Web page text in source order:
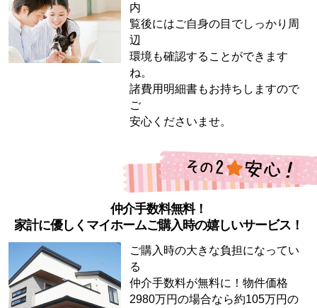
内
覧後にはご自身の目でしっかり周
辺
環境も確認することができます
ね。
諸費用明細書もお持ちしますので
ご
安心くださいませ。
仲介手数料無料！
家計に優しくマイホームご購入時の嬉しいサービス！
ご購入時の大きな負担になってい
る
仲介手数料が無料に！物件価格
2980万円の場合なら約105万円の